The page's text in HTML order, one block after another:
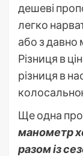
дешеві
легко
або з давно
Різниця в
різниця в
Ще одна
манометр
разом із